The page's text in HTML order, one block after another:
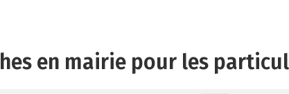
en mairie pour les
du bourg |